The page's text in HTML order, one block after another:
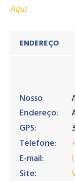
Aqui
ENDEREÇO
Nosso
Endereço:
GPS:
Telefone:
E-mail:
Site: